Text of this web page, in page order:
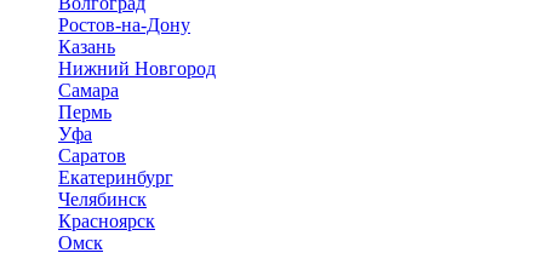
Ростов-на-Дону
Казань
Нижний Новгород
Самара
Пермь
Уфа
Саратов
Екатеринбург
Челябинск
Красноярск
Омск